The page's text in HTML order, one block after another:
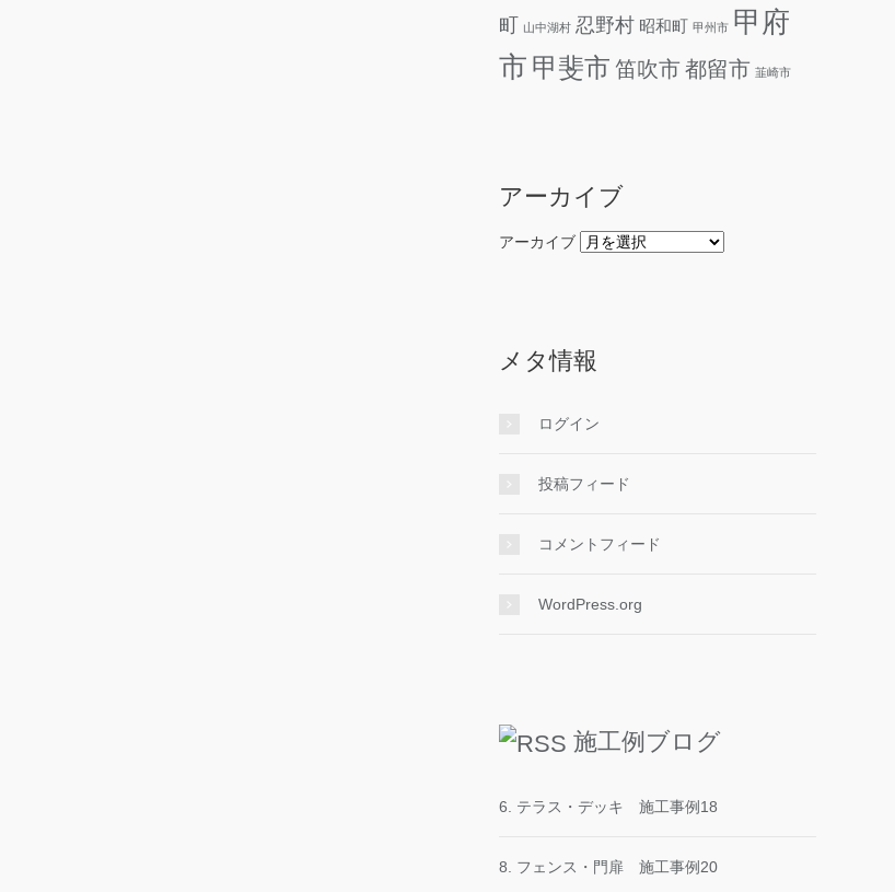
町
山中湖村 忍野村 昭和町 甲州市 甲府
市 甲斐市 笛吹市都留市 韮崎市
アーカイブ
アーカイブ
メタ情報
ログイン
投稿フィード
コメントフィード
WordPress.org
施工例ブログ
6. テラス・デッキ 施工事例18
8. フェンス・門扉 施工事例20